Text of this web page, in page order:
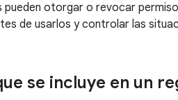
pueden otorgar o revocar
de usarlos y controlar las
se incluye en un